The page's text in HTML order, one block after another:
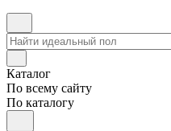
Каталог
По всему сайту
По каталогу